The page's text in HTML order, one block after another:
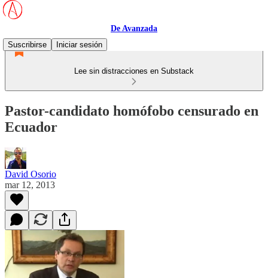
De Avanzada
Suscribirse
Iniciar sesión
Lee sin distracciones en Substack
Pastor-candidato homófobo censurado en
Ecuador
David Osorio
mar 12, 2013